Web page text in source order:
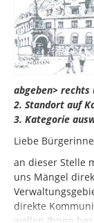
abgeben>
2. Standort auf
3. Kategorie
Liebe
an dieser Stelle
uns Mängel
direkte